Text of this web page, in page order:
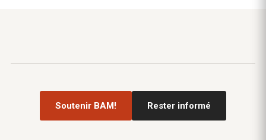
Soutenir BAM! Rester informé